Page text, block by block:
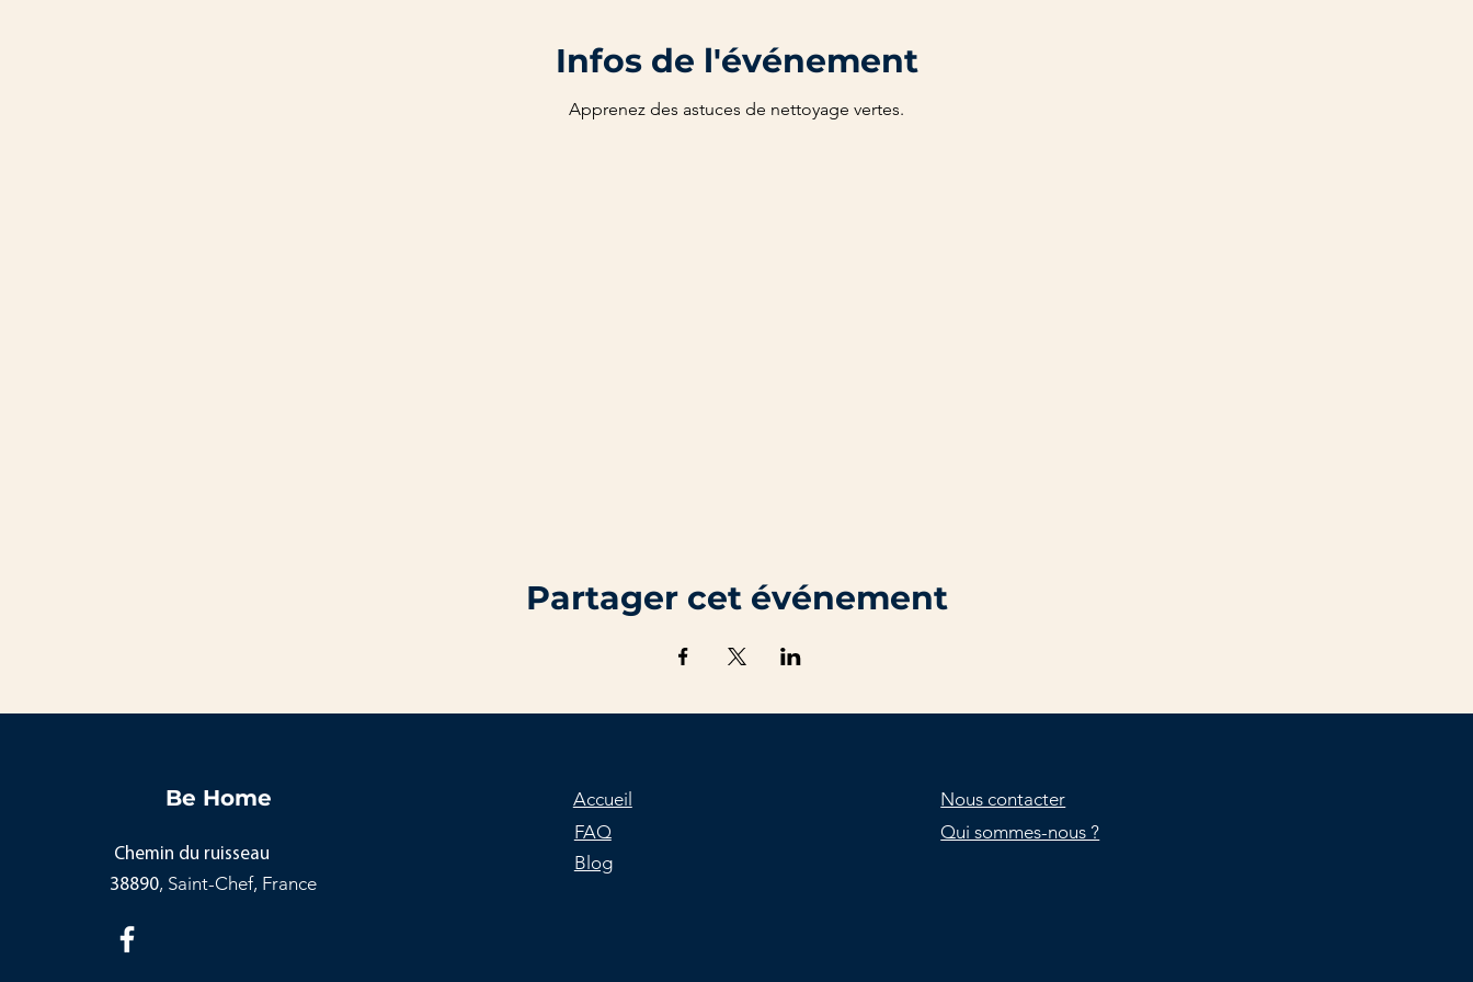
Infos de l'événement
Apprenez des astuces de nettoyage vertes.
Partager cet événement
Be Home
Chemin du ruisseau
38890, Saint-Chef, France
Accueil
FAQ
Blog
Nous contacter
Qui sommes-nous ?